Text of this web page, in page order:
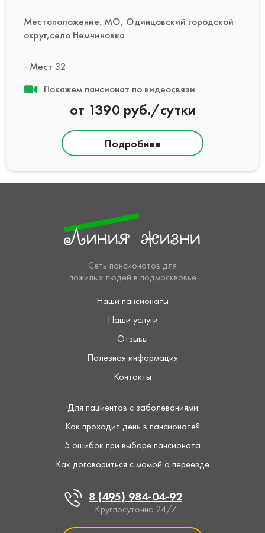
Местоположение: МО, Одинцовский городской
округ,село Немчиновка
Мест 32
Покажем пансионат по видеосвязи
от 1390 руб./сутки
Подробнее
Сеть пансионатов для
пожилых людей в подмосквовье
Наши пансионаты
Наши услуги
Отзывы
Полезная информация
Контакты
Для пациентов с заболеваниями
Как проходит день в пансионате?
5 ошибок при выборе пансионата
Как договориться с мамой о переезде
8 (495) 984-04-92
Круглосуточно 24/7